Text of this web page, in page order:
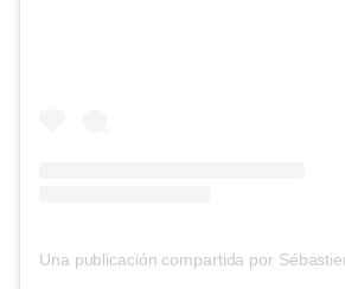
Una publicación compartida por